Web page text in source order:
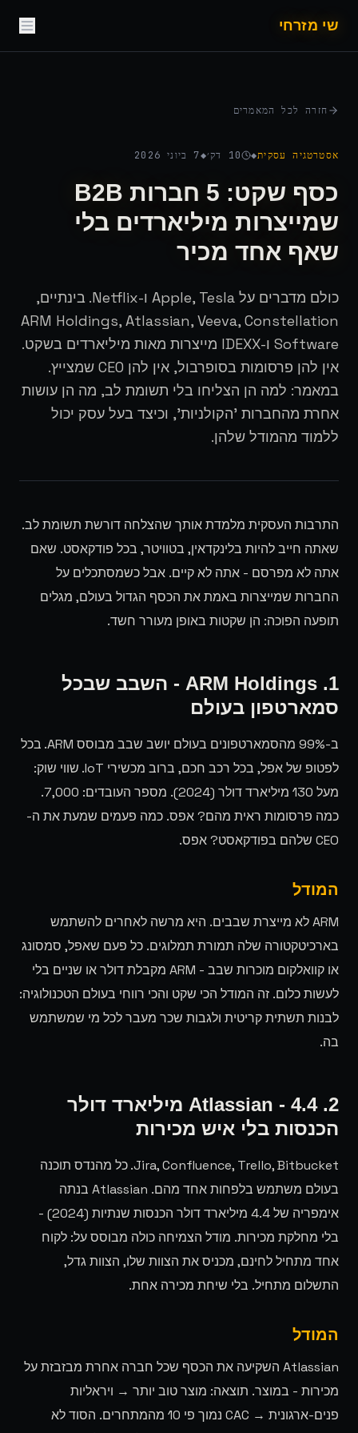
שי מזרחי
חזרה לכל המאמרים
אסטרטגיה עסקית◆
10 דק׳◆7 ביוני 2026
כסף שקט: 5 חברות B2B
שמייצרות מיליארדים בלי
שאף אחד מכיר
כולם מדברים על Apple, Tesla ו-Netflix. בינתיים,
ARM Holdings, Atlassian, Veeva, Constellation
Software ו-IDEXX מייצרות מאות מיליארדים בשקט.
אין להן פרסומות בסופרבול, אין להן CEO שמצייץ.
במאמר: למה הן הצליחו בלי תשומת לב, מה הן עושות
אחרת מהחברות 'הקולניות', וכיצד בעל עסק יכול
ללמוד מהמודל שלהן.
התרבות העסקית מלמדת אותך שהצלחה דורשת תשומת לב.
שאתה חייב להיות בלינקדאין, בטוויטר, בכל פודקאסט. שאם
אתה לא מפרסם - אתה לא קיים. אבל כשמסתכלים על
החברות שמייצרות באמת את הכסף הגדול בעולם, מגלים
תופעה הפוכה: הן שקטות באופן מעורר חשד.
1. ARM Holdings - השבב שבכל
סמארטפון בעולם
ב-99% מהסמארטפונים בעולם יושב שבב מבוסס ARM. בכל
לפטופ של אפל, בכל רכב חכם, ברוב מכשירי IoT. שווי שוק:
מעל 130 מיליארד דולר (2024). מספר העובדים: 7,000.
כמה פרסומות ראית מהם? אפס. כמה פעמים שמעת את ה-
CEO שלהם בפודקאסט? אפס.
המודל
ARM לא מייצרת שבבים. היא מרשה לאחרים להשתמש
בארכיטקטורה שלה תמורת תמלוגים. כל פעם שאפל, סמסונג
או קוואלקום מוכרות שבב - ARM מקבלת דולר או שניים בלי
לעשות כלום. זה המודל הכי שקט והכי רווחי בעולם הטכנולוגיה:
לבנות תשתית קריטית ולגבות שכר מעבר לכל מי שמשתמש
בה.
2. Atlassian - 4.4 מיליארד דולר
הכנסות בלי איש מכירות
Jira, Confluence, Trello, Bitbucket. כל מהנדס תוכנה
בעולם משתמש בלפחות אחד מהם. Atlassian בנתה
אימפריה של 4.4 מיליארד דולר הכנסות שנתיות (2024) -
בלי מחלקת מכירות. מודל הצמיחה כולה מבוסס על: לקוח
אחד מתחיל לחינם, מכניס את הצוות שלו, הצוות גדל,
התשלום מתחיל. בלי שיחת מכירה אחת.
המודל
Atlassian השקיעה את הכסף שכל חברה אחרת מבזבזת על
מכירות - במוצר. תוצאה: מוצר טוב יותר → ויראליות
פנים-ארגונית → CAC נמוך פי 10 מהמתחרים. הסוד לא